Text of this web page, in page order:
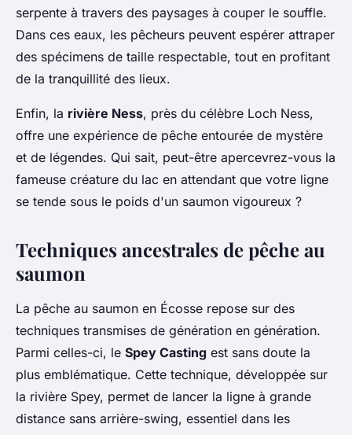
serpente à travers des paysages à couper le souffle.
Dans ces eaux, les pêcheurs peuvent espérer attraper
des spécimens de taille respectable, tout en profitant
de la tranquillité des lieux.
Enfin, la rivière Ness, près du célèbre Loch Ness,
offre une expérience de pêche entourée de mystère
et de légendes. Qui sait, peut-être apercevrez-vous la
fameuse créature du lac en attendant que votre ligne
se tende sous le poids d'un saumon vigoureux ?
Techniques ancestrales de pêche au
saumon
La pêche au saumon en Écosse repose sur des
techniques transmises de génération en génération.
Parmi celles-ci, le Spey Casting est sans doute la
plus emblématique. Cette technique, développée sur
la rivière Spey, permet de lancer la ligne à grande
distance sans arrière-swing, essentiel dans les